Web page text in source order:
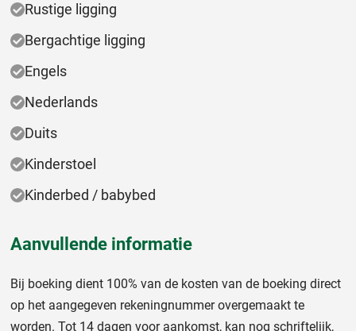
Rustige ligging
Bergachtige ligging
Engels
Nederlands
Duits
Kinderstoel
Kinderbed / babybed
Aanvullende informatie
Bij boeking dient 100% van de kosten van de boeking direct
op het aangegeven rekeningnummer overgemaakt te
worden. Tot 14 dagen voor aankomst, kan nog schriftelijk,